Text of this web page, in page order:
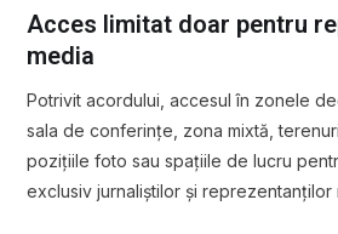
Acces limitat doar pentru
media
Potrivit acordului, accesul în zonele
sala de conferințe, zona mixtă,
pozițiile foto sau spațiile de lucru
exclusiv jurnaliștilor și reprezentanților